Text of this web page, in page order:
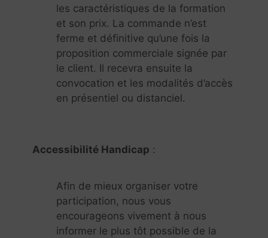
les caractéristiques de la formation
et son prix. La commande n’est
ferme et définitive qu’une fois la
proposition commerciale signée par
le client. Il recevra ensuite la
convocation et les modalités d’accès
en présentiel ou distanciel.
Accessibilité Handicap :
Afin de mieux organiser votre
participation, nous vous
encourageons vivement à nous
informer le plus tôt possible de la